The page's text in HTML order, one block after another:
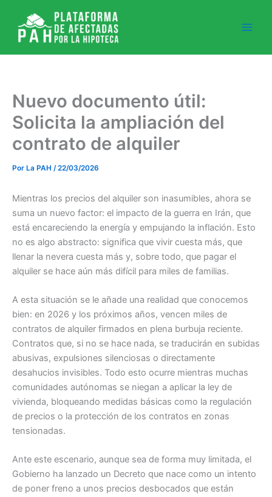
contenido
Nuevo documento útil:
Solicita la ampliación del
contrato de alquiler
Por La PAH /22/03/2026
Mientras los precios del alquiler son inasumibles, ahora se
suma un nuevo factor: el impacto de la guerra en Irán, que
está encareciendo la energía y empujando la inflación. Esto
no es algo abstracto: significa que vivir cuesta más, que
llenar la nevera cuesta más y, sobre todo, que pagar el
alquiler se hace aún más difícil para miles de familias.
A esta situación se le añade una realidad que conocemos
bien: en 2026 y los próximos años, vencen miles de
contratos de alquiler firmados en plena burbuja reciente.
Contratos que, si no se hace nada, se traducirán en subidas
abusivas, expulsiones silenciosas o directamente
desahucios invisibles. Todo esto ocurre mientras muchas
comunidades autónomas se niegan a aplicar la ley de
vivienda, bloqueando medidas básicas como la regulación
de precios o la protección de los contratos en zonas
tensionadas.
Ante este escenario, aunque sea de forma muy limitada, el
Gobierno ha lanzado un Decreto que nace como un intento
de poner freno a unos precios desbocados que están